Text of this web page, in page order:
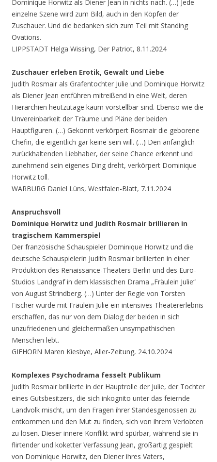
Dominique Horwitz als Diener Jean in nichts nach. (…) Jede
einzelne Szene wird zum Bild, auch in den Köpfen der
Zuschauer. Und die bedanken sich zum Teil mit Standing
Ovations.
LIPPSTADT Helga Wissing, Der Patriot, 8.11.2024
Zuschauer erleben Erotik, Gewalt und Liebe
Judith Rosmair als Grafentochter Julie und Dominique Horwitz
als Diener Jean entführen mitreißend in eine Welt, deren
Hierarchien heutzutage kaum vorstellbar sind. Ebenso wie die
Unvereinbarkeit der Träume und Pläne der beiden
Hauptfiguren. (…) Gekonnt verkörpert Rosmair die geborene
Chefin, die eigentlich gar keine sein will. (…) Den anfänglich
zurückhaltenden Liebhaber, der seine Chance erkennt und
zunehmend sein eigenes Ding dreht, verkörpert Dominique
Horwitz toll.
WARBURG Daniel Lüns, Westfalen-Blatt, 7.11.2024
Anspruchsvoll
Dominique Horwitz und Judith Rosmair brillieren in
tragischem Kammerspiel
Der französische Schauspieler Dominique Horwitz und die
deutsche Schauspielerin Judith Rosmair brillierten in einer
Produktion des Renaissance-Theaters Berlin und des Euro-
Studios Landgraf in dem klassischen Drama „Fräulein Julie“
von August Strindberg. (…) Unter der Regie von Torsten
Fischer wurde mit Fräulein Julie ein intensives Theatererlebnis
erschaffen, das nur von dem Dialog der beiden in sich
unzufriedenen und gleichermaßen unsympathischen
Menschen lebt.
GIFHORN Maren Kiesbye, Aller-Zeitung, 24.10.2024
Komplexes Psychodrama fesselt Publikum
Judith Rosmair brillierte in der Hauptrolle der Julie, der Tochter
eines Gutsbesitzers, die sich inkognito unter das feiernde
Landvolk mischt, um den Fragen ihrer Standesgenossen zu
entkommen und den Mut zu finden, sich von ihrem Verlobten
zu lösen. Dieser innere Konflikt wird spürbar, während sie in
flirtender und koketter Verfassung Jean, großartig gespielt
von Dominique Horwitz, den Diener ihres Vaters,